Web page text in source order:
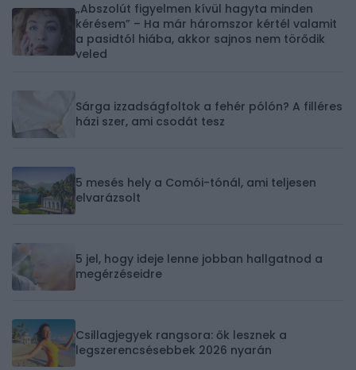
„Abszolút figyelmen kívül hagyta minden
kérésem” – Ha már háromszor kértél valamit
a pasidtól hiába, akkor sajnos nem törődik
veled
Sárga izzadságfoltok a fehér pólón? A filléres
házi szer, ami csodát tesz
5 mesés hely a Comói-tónál, ami teljesen
elvarázsolt
5 jel, hogy ideje lenne jobban hallgatnod a
megérzéseidre
Csillagjegyek rangsora: ők lesznek a
legszerencsésebbek 2026 nyarán